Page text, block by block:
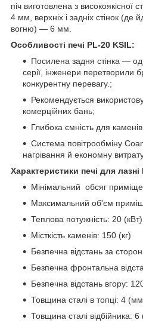
піч виготовлена з високоякісної
4 мм, верхніх і задніх стінок
вогню) — 6 мм.
Особливості печі PL-20 KSIL:
Посилена задня стінка —
серії, інженери перетворили
конкурентну перевагу.;
Рекомендується
комерційних бань;
Глибока ємність для
Система повітрообміну
нагрівання й економну
Характеристики печі для
Мінімальний обсяг
Максимальний об'єм
Теплова потужність: 20 (кВт)
Місткість каменів: 150 (кг)
Безпечна відстань за
Безпечна фронтальна
Безпечна відстань вгору:
Товщина сталі в топці: 4
Товщина сталі відбійника: